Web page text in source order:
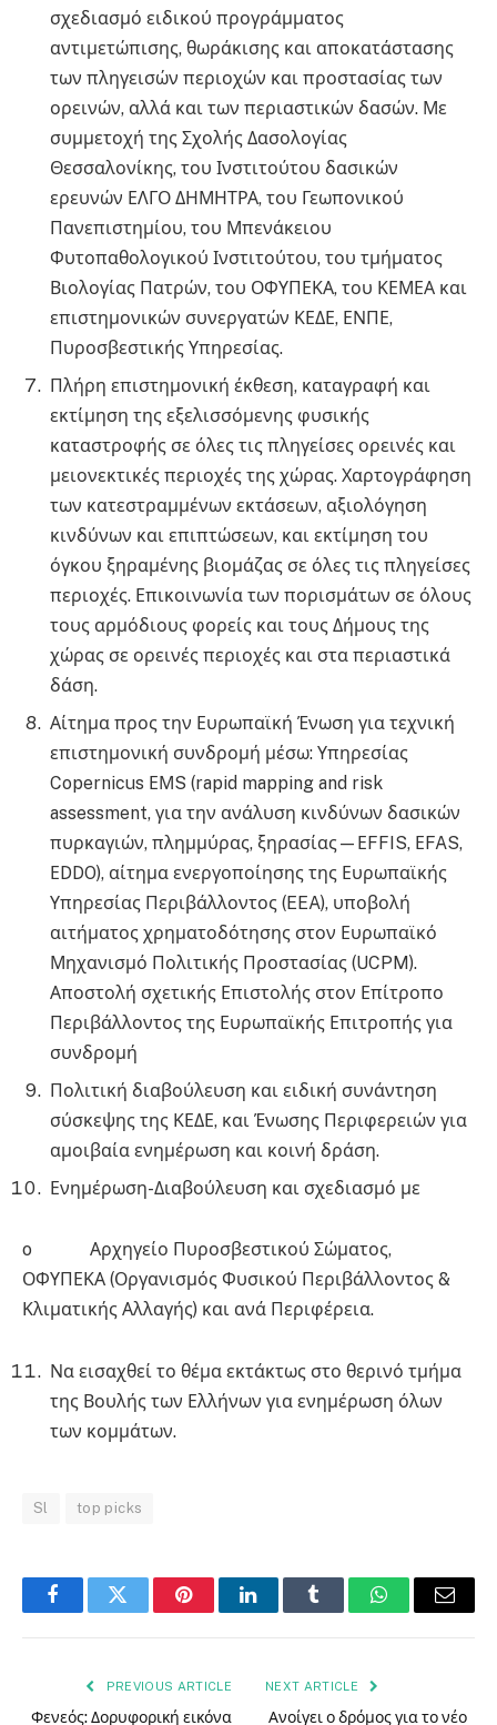
σχεδιασμό ειδικού προγράμματος
αντιμετώπισης, θωράκισης και αποκατάστασης
των πληγεισών περιοχών και προστασίας των
ορεινών, αλλά και των περιαστικών δασών. Με
συμμετοχή της Σχολής Δασολογίας
Θεσσαλονίκης, του Ινστιτούτου δασικών
ερευνών ΕΛΓΟ ΔΗΜΗΤΡΑ, του Γεωπονικού
Πανεπιστημίου, του Μπενάκειου
Φυτοπαθολογικού Ινστιτούτου, του τμήματος
Βιολογίας Πατρών, του ΟΦΥΠΕΚΑ, του ΚΕΜΕΑ και
επιστημονικών συνεργατών ΚΕΔΕ, ΕΝΠΕ,
Πυροσβεστικής Υπηρεσίας.
Πλήρη επιστημονική έκθεση, καταγραφή και
εκτίμηση της εξελισσόμενης φυσικής
καταστροφής σε όλες τις πληγείσες ορεινές και
μειονεκτικές περιοχές της χώρας. Χαρτογράφηση
των κατεστραμμένων εκτάσεων, αξιολόγηση
κινδύνων και επιπτώσεων, και εκτίμηση του
όγκου ξηραμένης βιομάζας σε όλες τις πληγείσες
περιοχές. Επικοινωνία των πορισμάτων σε όλους
τους αρμόδιους φορείς και τους Δήμους της
χώρας σε ορεινές περιοχές και στα περιαστικά
δάση.
Αίτημα προς την Ευρωπαϊκή Ένωση για τεχνική
επιστημονική συνδρομή μέσω: Υπηρεσίας
Copernicus ΕΜS (rapid mapping and risk
assessment, για την ανάλυση κινδύνων δασικών
πυρκαγιών, πλημμύρας, ξηρασίας—ΕFFIS, ΕFAS,
ΕDDO), αίτημα ενεργοποίησης της Ευρωπαϊκής
Υπηρεσίας Περιβάλλοντος (EEA), υποβολή
αιτήματος χρηματοδότησης στον Ευρωπαϊκό
Μηχανισμό Πολιτικής Προστασίας (UCPM).
Αποστολή σχετικής Επιστολής στον Επίτροπο
Περιβάλλοντος της Ευρωπαϊκής Επιτροπής για
συνδρομή
Πολιτική διαβούλευση και ειδική συνάντηση
σύσκεψης της ΚΕΔΕ, και Ένωσης Περιφερειών για
αμοιβαία ενημέρωση και κοινή δράση.
Ενημέρωση-Διαβούλευση και σχεδιασμό με
o Αρχηγείο Πυροσβεστικού Σώματος,
ΟΦΥΠΕΚΑ (Οργανισμός Φυσικού Περιβάλλοντος &
Κλιματικής Αλλαγής) και ανά Περιφέρεια.
Να εισαχθεί το θέμα εκτάκτως στο θερινό τμήμα
της Βουλής των Ελλήνων για ενημέρωση όλων
των κομμάτων.
Sl top picks
FacebookTwitter PinterestLinkedInTumblr WhatsAppEmail
PREVIOUS ARTICLE
Φενεός: Δορυφορική εικόνα
NEXT ARTICLE
Ανοίγει ο δρόμος για το νέο